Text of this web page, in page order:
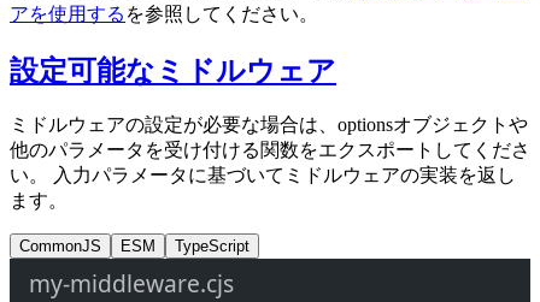
アを使用する を参照してください。
設定可能なミドルウェア
ミドルウェアの設定が必要な場合は、optionsオブジェクトや
他のパラメータを受け付ける関数をエクスポートしてくださ
い。 入力パラメータに基づいてミドルウェアの実装を返し
ます。
CommonJS ESM TypeScript
my-middleware.cjs